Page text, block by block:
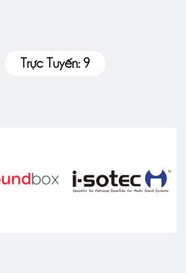
Trực Tuyến: 9